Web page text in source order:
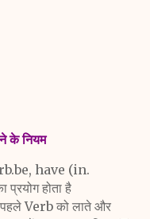
नियम
have (in.
होता है
Verb को लाते और